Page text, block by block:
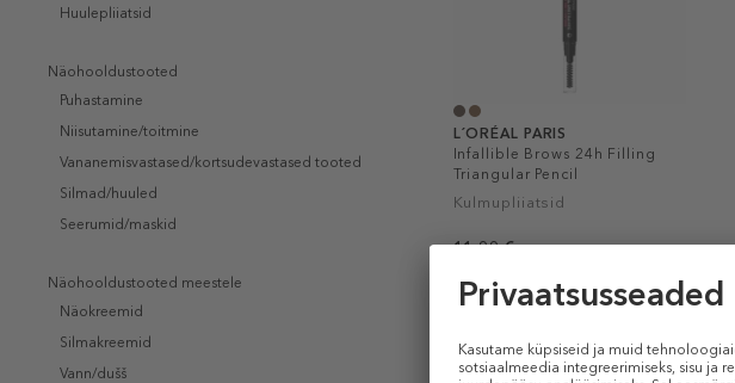
Huulepliiatsid
Näohooldustooted
Puhastamine
Niisutamine/toitmine
Vananemisvastased/kortsudevastased tooted
Silmad/huuled
Seerumid/maskid
Näohooldustooted meestele
Näokreemid
Silmakreemid
Vann/dušš
L´ORÉAL PARIS
Infallible Brows 24h Filling
Triangular Pencil
Kulmupliiatsid
11,99 €